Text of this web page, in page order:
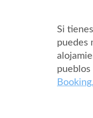
Si
puedes
pueblos